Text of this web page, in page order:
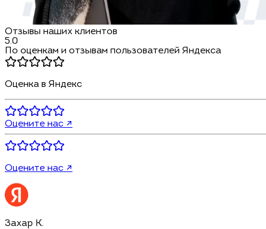
Отзывы наших клиентов
5.0
По оценкам и отзывам пользователей Яндекса
Оценка в Яндекс
Оцените нас ↗
Оцените нас ↗
Захар К.